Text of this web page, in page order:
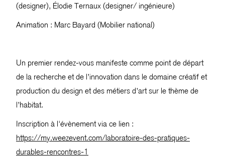
(designer), Élodie Ternaux (designer/ ingénieure)
Animation : Marc Bayard (Mobilier national)
Un premier rendez-vous manifeste comme point de départ
de la recherche et de l’innovation dans le domaine créatif et
production du design et des métiers d’art sur le thème de
l’habitat.
Inscription à l'évènement via ce lien :
https://my.weezevent.com/laboratoire-des-pratiques-
durables-rencontres-1